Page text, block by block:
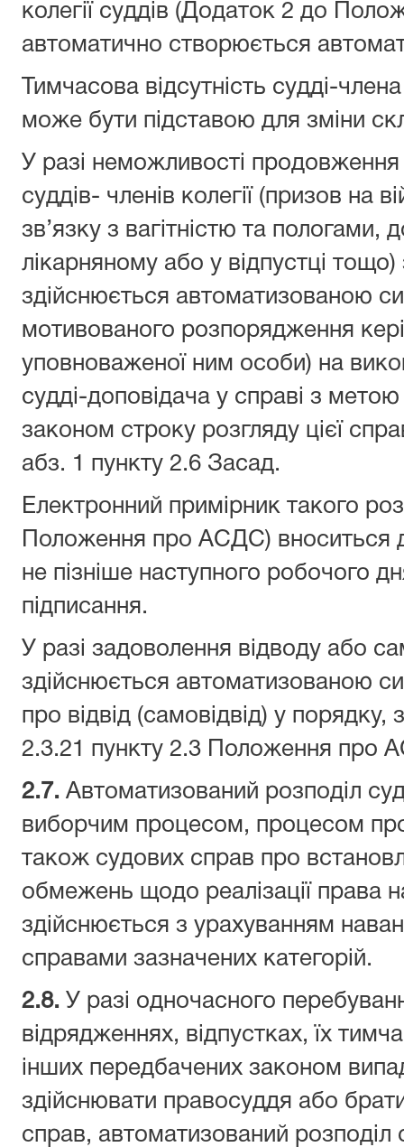
колегії суддів (Додаток 2 до
автоматично створюється
Тимчасова відсутність судді-
може бути підставою для зміни
У разі неможливості
суддів- членів колегії (призов на
зв’язку з вагітністю та
лікарняному або у відпустці тощо)
здійснюється автоматизованою
мотивованого розпорядження
уповноваженої ним особи) на
судді-доповідача у справі з
законом строку розгляду цієї
абз. 1 пункту 2.6 Засад.
Електронний примірник такого
Положення про АСДС) вноситься
не пізніше наступного робочого
підписання.
У разі задоволення відводу або
здійснюється автоматизованою
про відвід (самовідвід) у порядку,
2.3.21 пункту 2.3 Положення про
2.7. Автоматизований розподіл
виборчим процесом, процесом
також судових справ про
обмежень щодо реалізації права
здійснюється з урахуванням
справами зазначених категорій.
2.8. У разі одночасного
відрядженнях, відпустках, їх
інших передбачених законом
здійснювати правосуддя або
справ, автоматизований розподіл